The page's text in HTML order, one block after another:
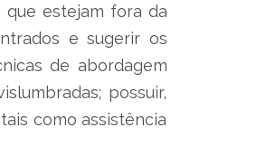
que estejam fora da
e sugerir os
de abordagem
possuir,
como assistência